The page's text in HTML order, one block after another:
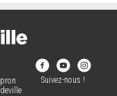
Suivez-nous !